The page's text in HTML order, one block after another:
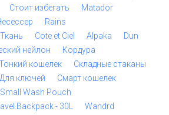
Стоит избегать
Matador
Rains
Ткань Cote et Ciel Alpaka
Dun
нейлон
Кордура
кошелек
Складные стаканы
Для ключей
Смарт кошелек
Wash Pouch
Backpack - 30L
Wandrd